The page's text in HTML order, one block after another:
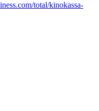
total/kinokassa-